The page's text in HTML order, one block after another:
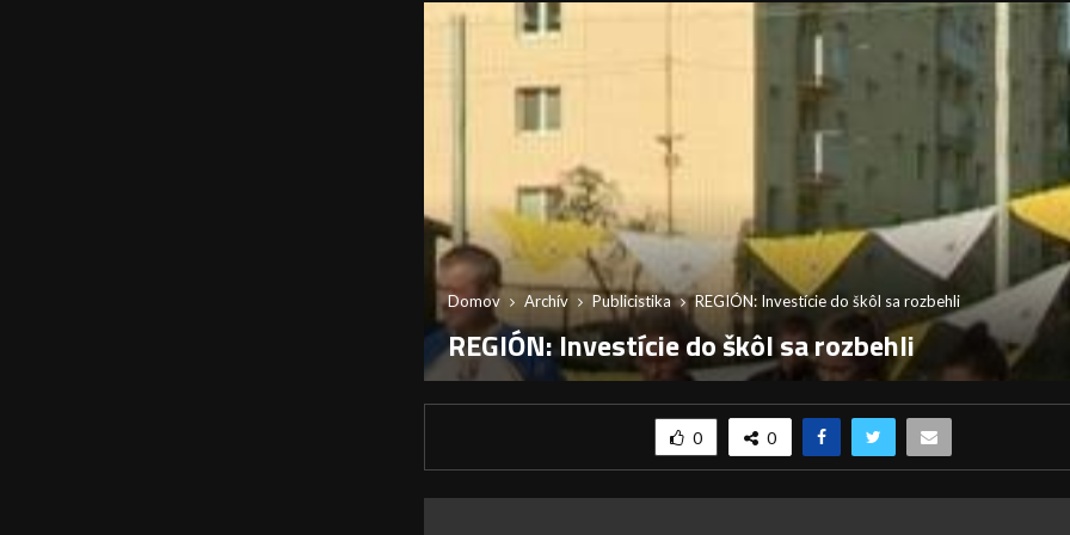
Domov Archív Publicistika REGIÓN: Investície do škôl sa rozbehli
REGIÓN: Investície do škôl sa rozbehli
0 0